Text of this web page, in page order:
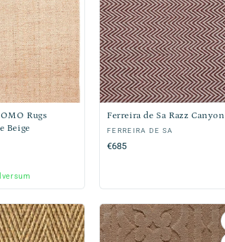
Rugs
Beige
Ferreira de Sa Razz Canyon
Verkoper:
FERREIRA DE SA
Normale
€685